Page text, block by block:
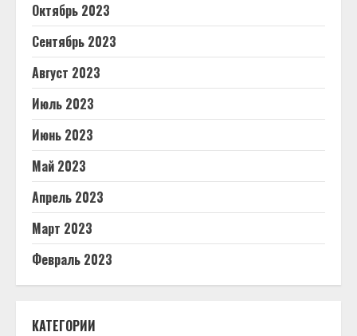
Октябрь 2023
Сентябрь 2023
Август 2023
Июль 2023
Июнь 2023
Май 2023
Апрель 2023
Март 2023
Февраль 2023
КАТЕГОРИИ